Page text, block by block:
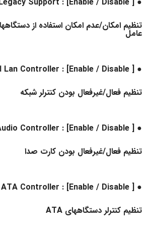
عامل
● Onboard Lan Controller : [Enable / Disable ]
تنظیم فعال/غیرفعال بودن کنترلر شبکه
● Audio Controller : [Enable / Disable ]
تنظیم فعال/غیرفعال بودن کارت صدا
● On-Chip ATA Controller : [Enable / Disable ]
تنظیم کنترلر دستگاههای ATA